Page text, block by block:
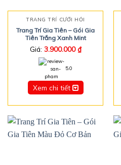
TRANG TRÍ CƯỚI HỎI
Trang Trí Gia Tiên – Gói Gia
Tiên Trắng Xanh Mint
Giá: 3.900.000₫
5.0
Xem chi tiết